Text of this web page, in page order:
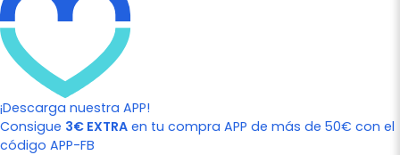
¡Descarga nuestra APP!
Consigue 3€ EXTRA en tu compra APP de más de 50€ con el
código APP-FB